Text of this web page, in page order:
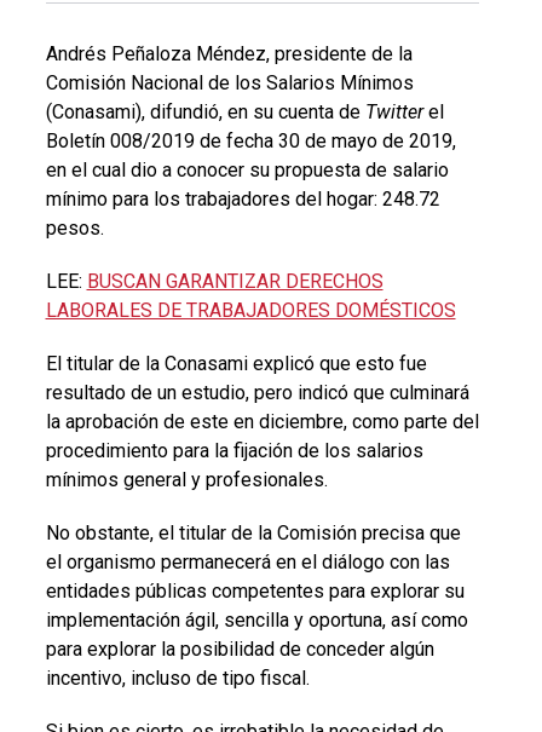
Andrés Peñaloza Méndez, presidente de la
Comisión Nacional de los Salarios Mínimos
(Conasami), difundió, en su cuenta de Twitterel
Boletín 008/2019 de fecha 30 de mayo de 2019,
en el cual dio a conocer su propuesta de salario
mínimo para los trabajadores del hogar: 248.72
pesos.
LEE: BUSCAN GARANTIZAR DERECHOS
LABORALES DE TRABAJADORES DOMÉSTICOS
El titular de la Conasami explicó que esto fue
resultado de un estudio, pero indicó que culminará
la aprobación de este en diciembre, como parte del
procedimiento para la fijación de los salarios
mínimos general y profesionales.
No obstante, el titular de la Comisión precisa que
el organismo permanecerá en el diálogo con las
entidades públicas competentes para explorar su
implementación ágil, sencilla y oportuna, así como
para explorar la posibilidad de conceder algún
incentivo, incluso de tipo fiscal.